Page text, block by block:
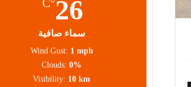
26
°C
سماء صافية
Wind Gust: 1 mph
Clouds: 0%
Visibility: 10 km